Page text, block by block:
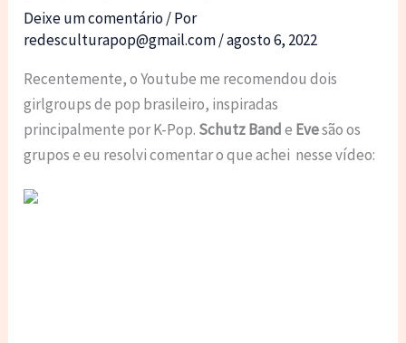
Deixe um comentário/ Por
redesculturapop@gmail.com/agosto 6, 2022
Recentemente, o Youtube me recomendou dois
girlgroups de pop brasileiro, inspiradas
principalmente por K-Pop. Schutz Bande Evesão os
grupos e eu resolvi comentar o que achei nesse vídeo: